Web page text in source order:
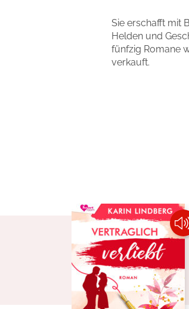
Sie erschafft mit
Helden und
fünfzig Romane
verkauft.